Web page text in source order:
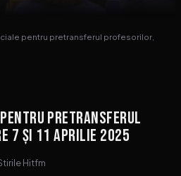
pentru pretransferul profesorilor,
pentru pretransferul
și 11 aprilie 2025
Hitfm